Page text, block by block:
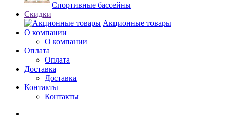
Спортивные бассейны
Скидки
Акционные товары
О компании
О компании
Оплата
Оплата
Доставка
Доставка
Контакты
Контакты